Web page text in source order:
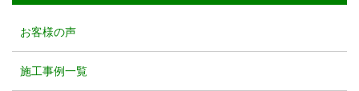
お客様の声
施工事例一覧